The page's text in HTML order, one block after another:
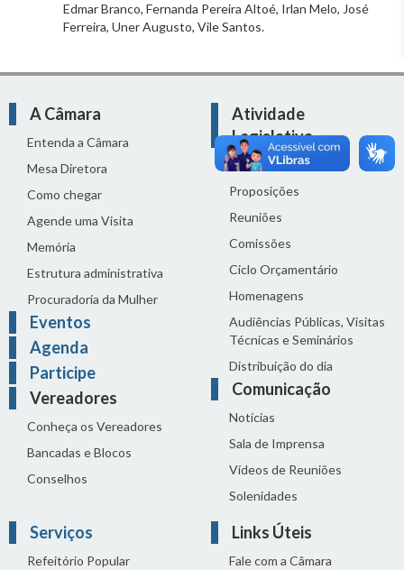
Edmar Branco, Fernanda Pereira Altoé, Irlan Melo, José
Ferreira, Uner Augusto, Vile Santos.
A Câmara
Entenda a Câmara
Mesa Diretora
Como chegar
Agende uma Visita
Memória
Estrutura administrativa
Procuradoria da Mulher
Eventos
Agenda
Participe
Vereadores
Conheça os Vereadores
Bancadas e Blocos
Conselhos
Atividade
Legislativa
Legislação
Proposições
Reuniões
Comissões
Ciclo Orçamentário
Homenagens
Audiências Públicas, Visitas
Técnicas e Seminários
Distribuição do dia
Comunicação
Notícias
Sala de Imprensa
Vídeos de Reuniões
Solenidades
Serviços
Refeitório Popular
Links Úteis
Fale com a Câmara